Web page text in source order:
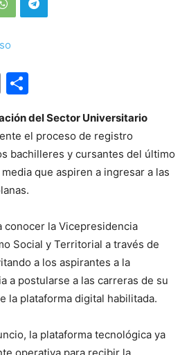
Email
del Sector Universitario
el proceso de registro
bachilleres y cursantes del último
que aspiren a ingresar a las
conocer la Vicepresidencia
Social y Territorial a través de
a los aspirantes a la
a postularse a las carreras de su
la plataforma digital habilitada.
la plataforma tecnológica ya